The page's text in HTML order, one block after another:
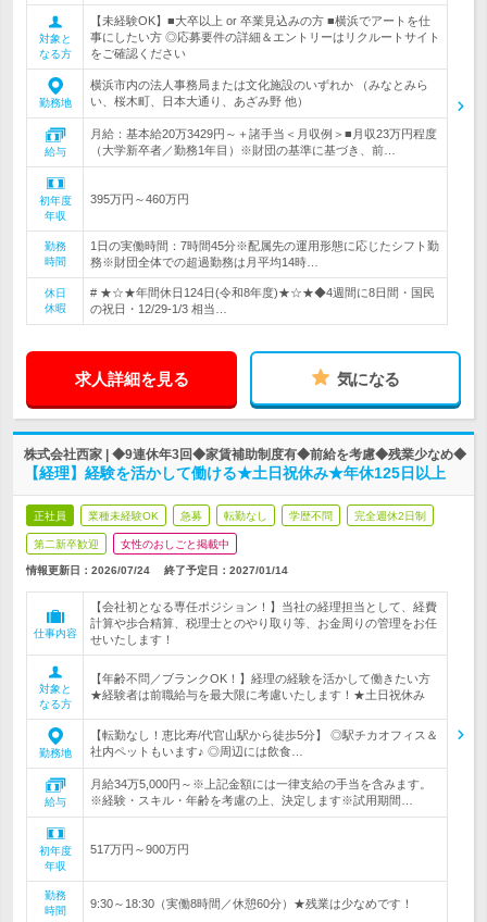
対象と
なる方
【未経験OK】■大卒以上 or 卒業見込みの方 ■横浜でアートを仕
事にしたい方 ◎応募要件の詳細＆エントリーはリクルートサイト
をご確認ください
勤務地
横浜市内の法人事務局または文化施設のいずれか （みなとみら
い、桜木町、日本大通り、あざみ野 他）
給与
月給：基本給20万3429円～＋諸手当＜月収例＞■月収23万円程度
（大学新卒者／勤務1年目）※財団の基準に基づき、前…
初年度
年収
395万円～460万円
勤務
時間
1日の実働時間：7時間45分※配属先の運用形態に応じたシフト勤
務※財団全体での超過勤務は月平均14時…
休日
休暇
# ★☆★年間休日124日(令和8年度)★☆★◆4週間に8日間・国民
の祝日・12/29-1/3 相当…
求人詳細を見る 気になる
株式会社西家 | ◆9連休年3回◆家賃補助制度有◆前給を考慮◆残業少なめ◆
【経理】経験を活かして働ける★土日祝休み★年休125日以上
正社員 業種未経験OK 急募 転勤なし 学歴不問 完全週休2日制
第二新卒歓迎 女性のおしごと掲載中
情報更新日：2026/07/24 終了予定日： 2027/01/14
仕事内容
【会社初となる専任ポジション！】当社の経理担当として、経費
計算や歩合精算、税理士とのやり取り等、お金周りの管理をお任
せいたします！
対象と
なる方
【年齢不問／ブランクOK！】経理の経験を活かして働きたい方
★経験者は前職給与を最大限に考慮いたします！★土日祝休み
勤務地
【転勤なし！恵比寿/代官山駅から徒歩5分】 ◎駅チカオフィス＆
社内ペットもいます♪ ◎周辺には飲食…
給与
月給34万5,000円～※上記金額には一律支給の手当を含みます。
※経験・スキル・年齢を考慮の上、決定します※試用期間…
初年度
年収
517万円～900万円
勤務
時間
9:30～18:30（実働8時間／休憩60分）★残業は少なめです！